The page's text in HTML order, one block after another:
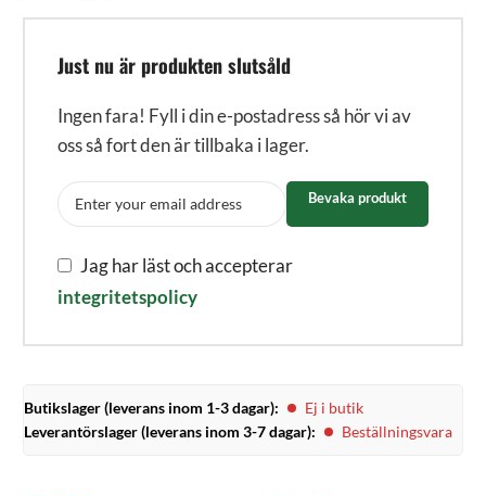
Just nu är produkten slutsåld
Ingen fara! Fyll i din e-postadress så hör vi av
oss så fort den är tillbaka i lager.
Bevaka produkt
Jag har läst och accepterar
integritetspolicy
Butikslager (leverans inom 1-3 dagar):
Ej i butik
Leverantörslager (leverans inom 3-7 dagar):
Beställningsvara